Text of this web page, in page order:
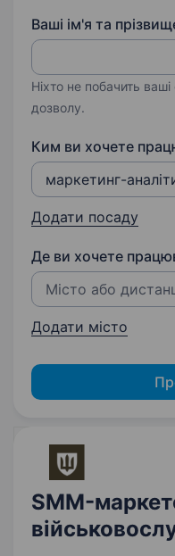
Ваші ім'я та
Ніхто не побачить
дозволу.
Ким ви хочете
Додати посаду
Де ви хочете
Додати місто
SMM-